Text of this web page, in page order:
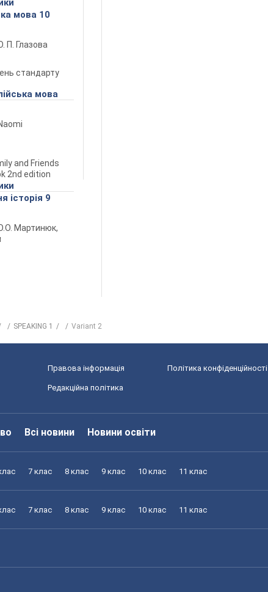
мова 10
П. Глазова
стандарту
мова
and Friends
2nd edition
історія 9
Мартинюк,
SPEAKING 1 Variant 2
Правова інформація Політика конфіденційності
Редакційна політика
Всі новини Новини освіти
7 клас 8 клас 9 клас 10 клас 11 клас
7 клас 8 клас 9 клас 10 клас 11 клас